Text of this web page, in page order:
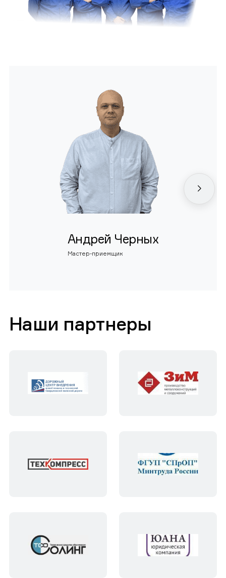
Андрей Черных
Мастер-приемщик
Наши партнеры